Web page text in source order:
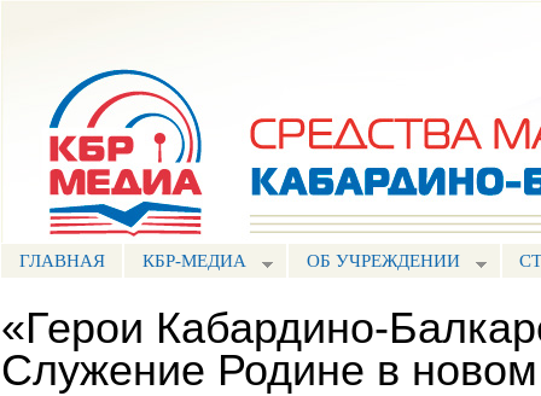
ГЛАВНАЯ КБР-МЕДИА ОБ УЧРЕЖДЕНИИ
«Герои Кабардино-
Служение Родине в новом